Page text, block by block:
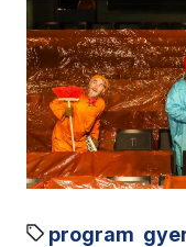
program